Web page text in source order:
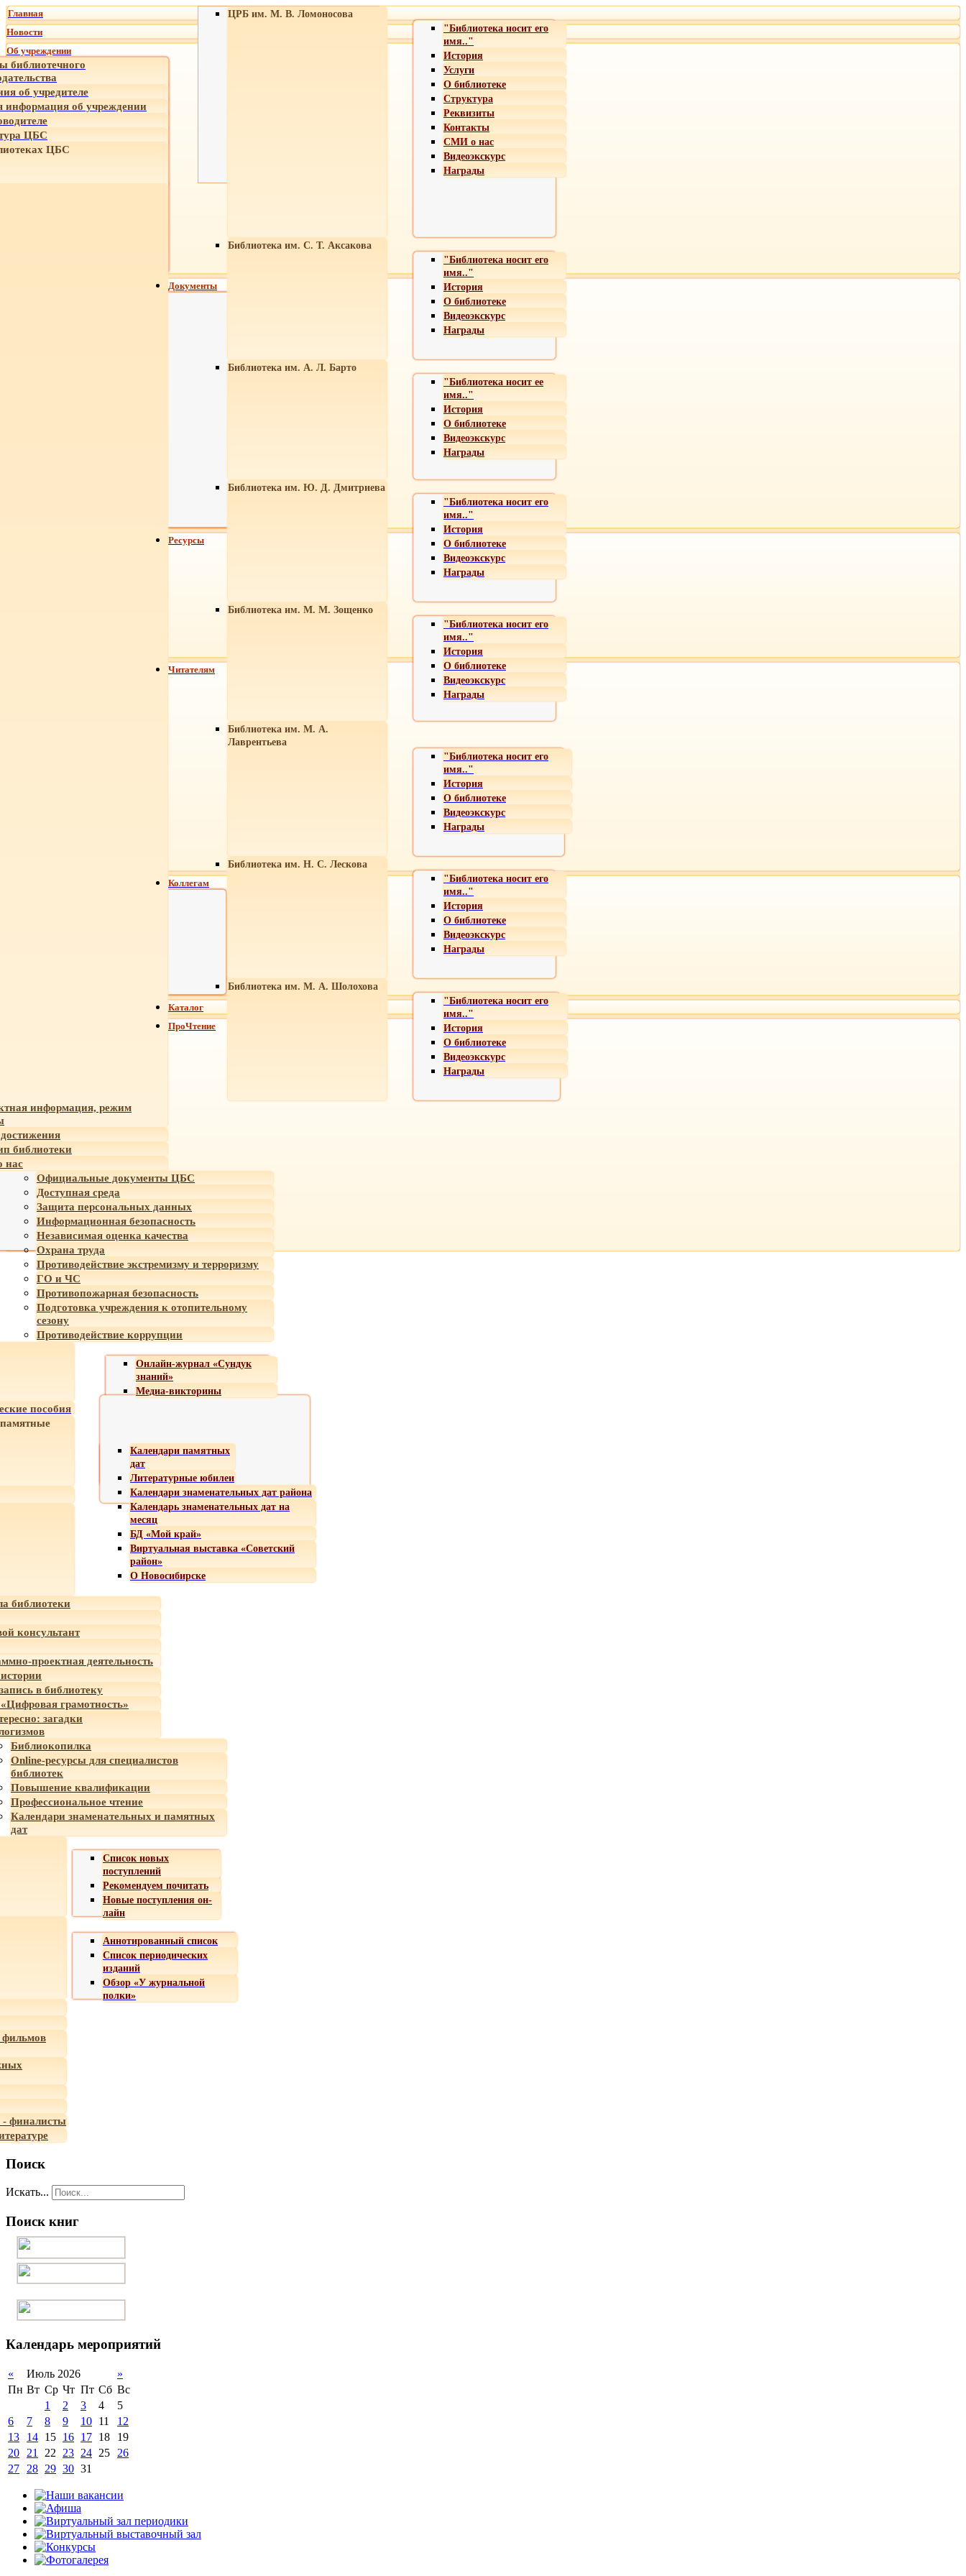
Главная
Новости
Об учреждении
библиотечного
об учредителе
об учреждении
ЦБС
ЦБС
ЦРБ им. М. В. Ломоносова
"Библиотека носит его
имя.."
История
Услуги
О библиотеке
Структура
Реквизиты
Контакты
СМИ о нас
Видеоэкскурс
Награды
Библиотека им. С. Т. Аксакова
"Библиотека носит его
имя.."
История
О библиотеке
Видеоэкскурс
Награды
Библиотека им. А. Л. Барто
"Библиотека носит ее
имя.."
История
О библиотеке
Видеоэкскурс
Награды
Библиотека им. Ю. Д. Дмитриева
"Библиотека носит его
имя.."
История
О библиотеке
Видеоэкскурс
Награды
Библиотека им. М. М. Зощенко
"Библиотека носит его
имя.."
История
О библиотеке
Видеоэкскурс
Награды
Библиотека им. М. А.
Лаврентьева
"Библиотека носит его
имя.."
История
О библиотеке
Видеоэкскурс
Награды
Библиотека им. Н. С. Лескова
"Библиотека носит его
имя.."
История
О библиотеке
Видеоэкскурс
Награды
Библиотека им. М. А. Шолохова
"Библиотека носит его
имя.."
История
О библиотеке
Видеоэкскурс
Награды
информация, режим
библиотеки
нас
Документы
Официальные документы ЦБС
Доступная среда
Защита персональных данных
Информационная безопасность
Независимая оценка качества
Охрана труда
Противодействие экстремизму и терроризму
ГО и ЧС
Противопожарная безопасность
Подготовка учреждения к отопительному
сезону
Противодействие коррупции
Ресурсы
Онлайн-журнал «Сундук
знаний»
Медиа-викторины
пособия
Календари памятных
дат
Литературные юбилеи
Календари знаменательных дат района
Календарь знаменательных дат на
месяц
БД «Мой край»
Виртуальная выставка «Советский
район»
О Новосибирске
Читателям
библиотеки
консультант
проектная деятельность
в библиотеку
грамотность»
загадки
Коллегам
Библиокопилка
Online-ресурсы для специалистов
библиотек
Повышение квалификации
Профессиональное чтение
Календари знаменательных и памятных
дат
Каталог
ПроЧтение
Список новых
поступлений
Рекомендуем почитать
Новые поступления он-
лайн
Аннотированный список
Список периодических
изданий
Обзор «У журнальной
полки»
- финалисты
Поиск
Искать...
Поиск книг
Календарь мероприятий
« Июль 2026
»
Пн Вт Ср Чт Пт Сб Вс
1
2 3 4
5
6
7 8 9 10 11
12
13
14 15 16 17 18
19
20
21 22 23 24 25
26
27
28 29 30 31